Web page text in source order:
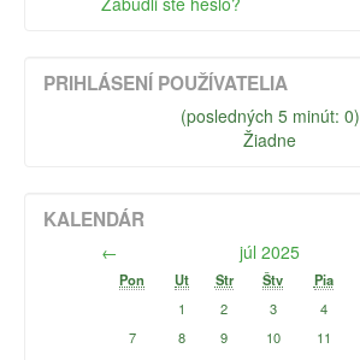
PRIHLÁSENÍ POUŽÍVATELIA
(posledných 5 minút: 0)
Žiadne
KALENDÁR
← júl 2025
Pon Ut Str Štv Pia
1
2 3 4
7
8 9 10 11